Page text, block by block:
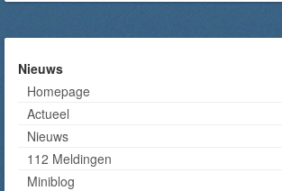
Nieuws
Homepage
Actueel
Nieuws
112 Meldingen
Miniblog